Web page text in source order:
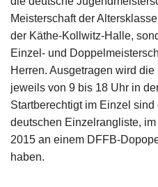
Meisterschaft der
der Käthe-Kollwitz-Halle,
Einzel- und
Herren. Ausgetragen wird
jeweils von 9 bis 18 Uhr in
Startberechtigt im Einzel
deutschen Einzelrangliste,
2015 an einem DFFB-
haben.